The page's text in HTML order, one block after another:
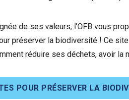
de ses valeurs, l’OFB vous
préserver la biodiversité ! Ce
réduire ses déchets, avoir la
POUR PRÉSERVER LA